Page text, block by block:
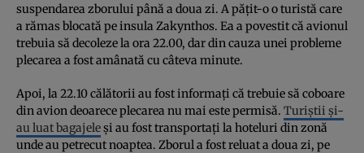
suspendarea zborului până a doua zi. A pățit-o o turistă care
a rămas blocată pe insula Zakynthos. Ea a povestit că avionul
trebuia să decoleze la ora 22.00, dar din cauza unei probleme
plecarea a fost amânată cu câteva minute.
Apoi, la 22.10 călătorii au fost informați că trebuie să coboare
din avion deoarece plecarea nu mai este permisă. Turiștii și-
au luat bagajeleși au fost transportați la hoteluri din zonă
unde au petrecut noaptea. Zborul a fost reluat a doua zi, pe